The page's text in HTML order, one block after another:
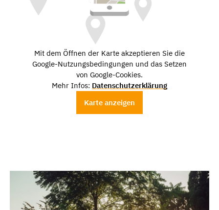
Mit dem Öffnen der Karte akzeptieren Sie die
Google-Nutzungsbedingungen und das Setzen
von Google-Cookies.
Mehr Infos: Datenschutzerklärung
Karte anzeigen